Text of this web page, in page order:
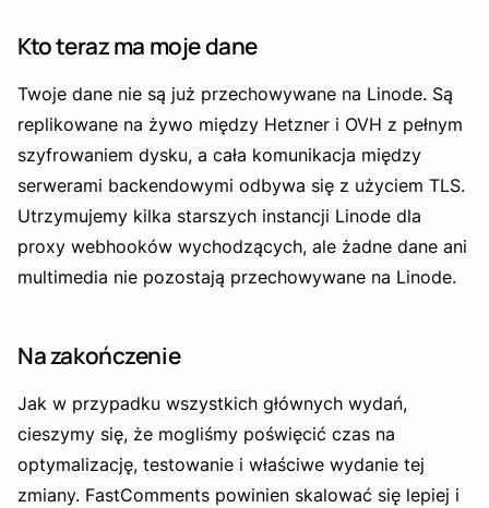
Kto teraz ma moje dane
Twoje dane nie są już przechowywane na Linode. Są
replikowane na żywo między Hetzner i OVH z pełnym
szyfrowaniem dysku, a cała komunikacja między
serwerami backendowymi odbywa się z użyciem TLS.
Utrzymujemy kilka starszych instancji Linode dla
proxy webhooków wychodzących, ale żadne dane ani
multimedia nie pozostają przechowywane na Linode.
Na zakończenie
Jak w przypadku wszystkich głównych wydań,
cieszymy się, że mogliśmy poświęcić czas na
optymalizację, testowanie i właściwe wydanie tej
zmiany. FastComments powinien skalować się lepiej i